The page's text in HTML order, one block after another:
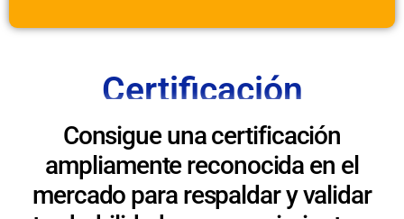
Certificación
Consigue una certificación
ampliamente reconocida en el
mercado para respaldar y validar